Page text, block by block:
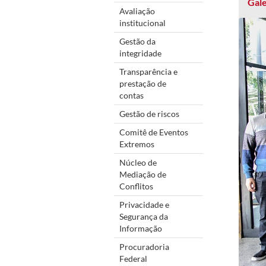
Avaliação
institucional
Gestão da
integridade
Transparência e
prestação de
contas
Gestão de riscos
Comitê de Eventos
Extremos
Núcleo de
Mediação de
Conflitos
Privacidade e
Segurança da
Informação
Procuradoria
Federal